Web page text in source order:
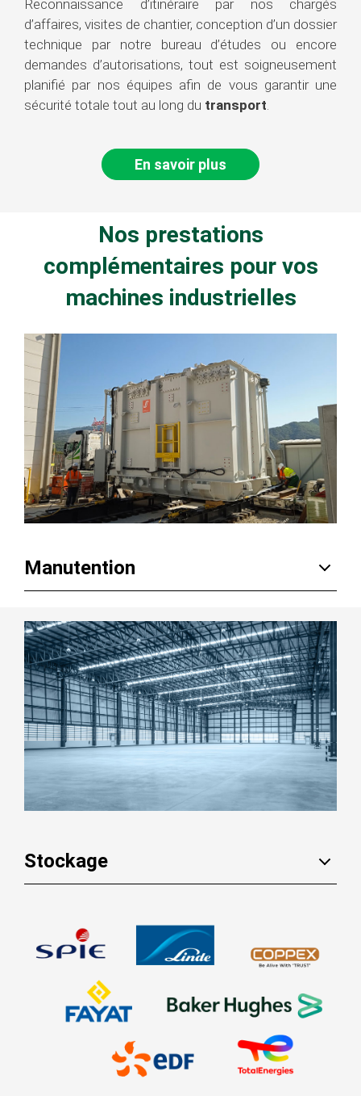
Reconnaissance d’itinéraire par nos chargés
d’affaires, visites de chantier, conception d’un dossier
technique par notre bureau d’études ou encore
demandes d’autorisations, tout est soigneusement
planifié par nos équipes afin de vous garantir une
sécurité totale tout au long du transport.
En savoir plus
Nos prestations
complémentaires pour vos
machines industrielles
Manutention
Stockage